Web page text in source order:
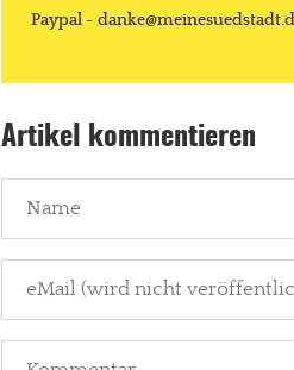
Paypal -
Artikel kommentieren